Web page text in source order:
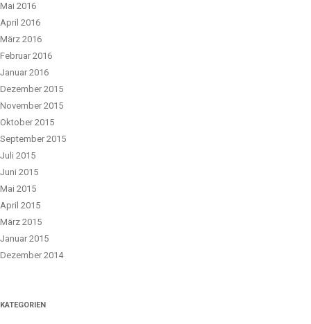
Mai 2016
April 2016
März 2016
Februar 2016
Januar 2016
Dezember 2015
November 2015
Oktober 2015
September 2015
Juli 2015
Juni 2015
Mai 2015
April 2015
März 2015
Januar 2015
Dezember 2014
KATEGORIEN